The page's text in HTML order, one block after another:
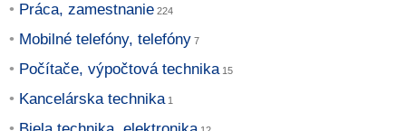
Práca, zamestnanie
Mobilné telefóny, telefóny
Počítače, výpočtová technika
Kancelárska technika